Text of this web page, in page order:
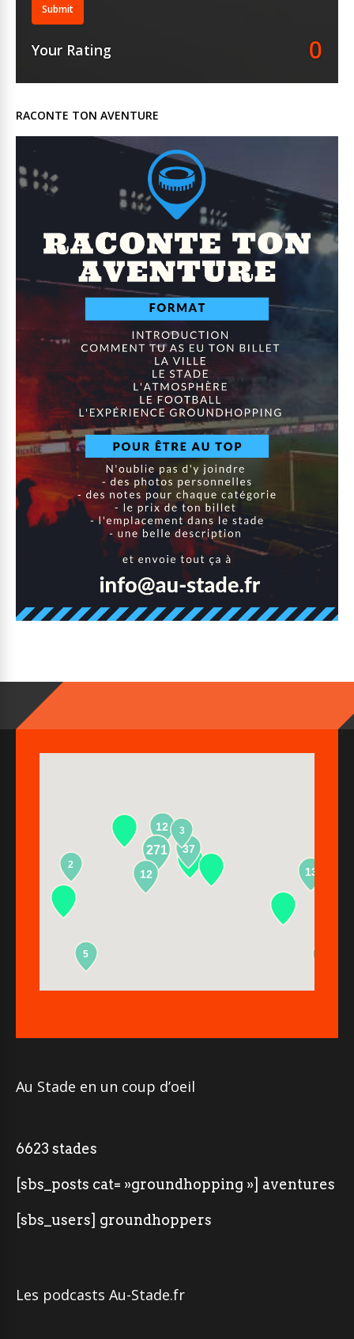
Submit
Your Rating 0
RACONTE TON AVENTURE
12
271
13
37
2
5
12
3
Au Stade en un coup d’oeil
6623 stades
[sbs_posts cat= »groundhopping »] aventures
[sbs_users] groundhoppers
Les podcasts Au-Stade.fr